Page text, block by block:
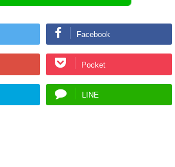
Facebook
Pocket
LINE